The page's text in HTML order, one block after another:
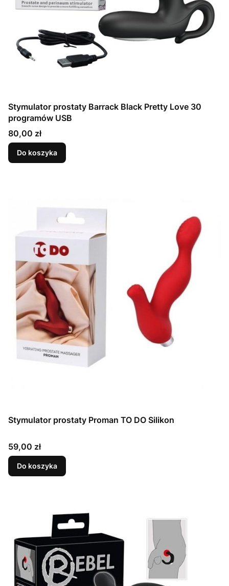
Stymulator prostaty Barrack Black Pretty Love 30
programów USB
Cena
80,00 zł
Do koszyka
Stymulator prostaty Proman TO DO Silikon
Cena
59,00 zł
Do koszyka